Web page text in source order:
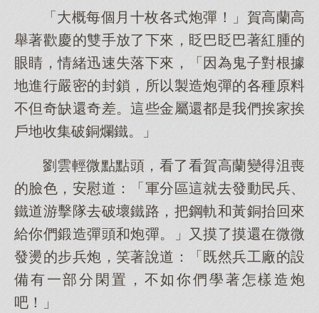
「大概每個月十枚各式炮彈！」賀高蘭高
舉著歡慶的雙手放了下來，眨巴眨巴著紅腫的
眼睛，情緒迅速失落下來，「因為鬼子對根據
地進行嚴密的封鎖，所以製造炮彈的各種原料
不但奇缺還奇差。這些金屬還都是我們挨家挨
戶地收集破銅爛鐵。」
劉雲輕微點點頭，看了看賀高蘭變得沮喪
的臉色，安慰道：「軍分區這就去發動民兵、
鐵道游擊隊去破壞鐵路，把鋼軌和黃銅抬回來
給你們鍛造彈頭和炮彈。」又摸了摸還在微微
發燙的步兵炮，笑著說道：「既然兵工廠的設
備有一部分閑置，不如你們學著怎樣造炮
吧！」